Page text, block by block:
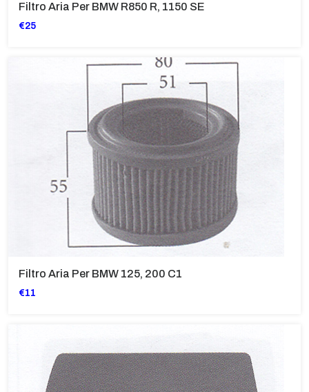
Filtro Aria Per BMW R850 R, 1150 SE
€25
Filtro Aria Per BMW 125, 200 C1
€11